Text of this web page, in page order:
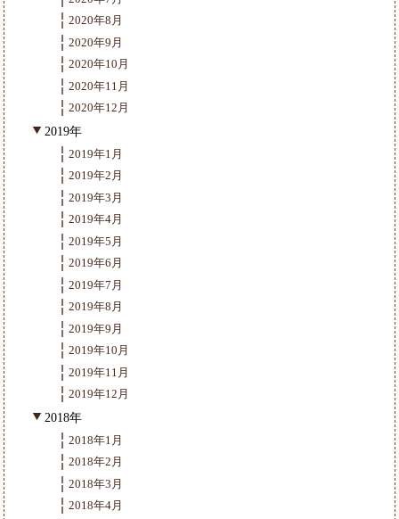
2020年8月
2020年9月
2020年10月
2020年11月
2020年12月
2019年
2019年1月
2019年2月
2019年3月
2019年4月
2019年5月
2019年6月
2019年7月
2019年8月
2019年9月
2019年10月
2019年11月
2019年12月
2018年
2018年1月
2018年2月
2018年3月
2018年4月